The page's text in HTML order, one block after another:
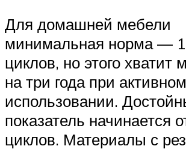
Для домашней мебели
минимальная норма —
циклов, но этого хватит
на три года при активном
использовании.
показатель начинается
циклов. Материалы с